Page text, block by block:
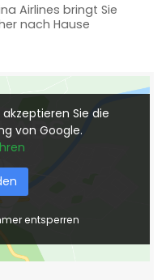
Airlines bringt Sie
nach Hause
Sie die
von Google.
entsperren